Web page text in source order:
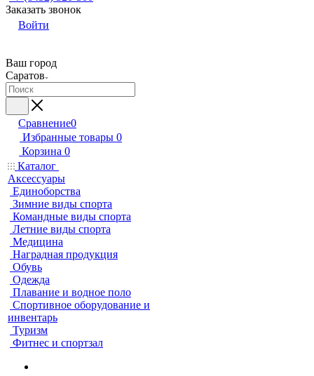
Заказать звонок
Войти
Ваш город
Саратов
Сравнение0
Избранные товары 0
Корзина 0
Каталог
Аксессуары
Единоборства
Зимние виды спорта
Командные виды спорта
Летние виды спорта
Медицина
Наградная продукция
Обувь
Одежда
Плавание и водное поло
Спортивное оборудование и
инвентарь
Туризм
Фитнес и спортзал